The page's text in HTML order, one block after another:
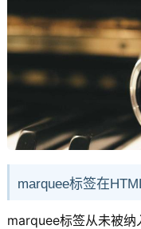
marquee标签在
marquee标签从未被